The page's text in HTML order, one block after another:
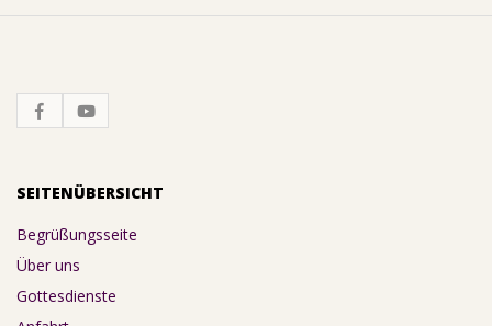
SEITENÜBERSICHT
Begrüßungsseite
Über uns
Gottesdienste